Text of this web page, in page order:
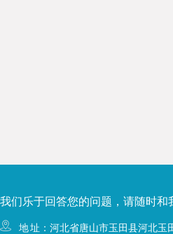
我们乐于回答您的问题，请随时和
地 址：河北省唐山市玉田县河北玉